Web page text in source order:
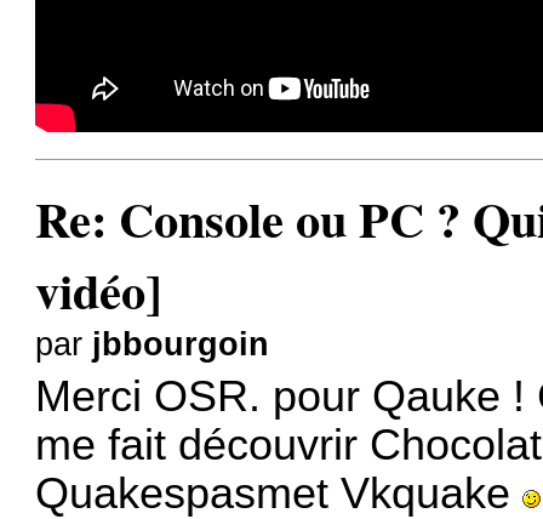
Re: Console ou PC ?
vidéo]
par jbbourgoin
Merci OSR. pour Qauke
me fait découvrir
Quakespasmet Vkquake